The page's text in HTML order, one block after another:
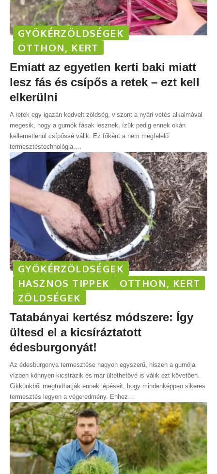
GYÖKÉRZÖLDSÉGEK
OTTHON, KERT
Emiatt az egyetlen kerti baki miatt
lesz fás és csípős a retek – ezt kell
elkerülni
A retek egy igazán kedvelt zöldség, viszont a nyári vetés alkalmával
megesik, hogy a gumók fásak lesznek, ízük pedig ennek okán
kellemetlenül csípőssé válik. Ez főként a nem megfelelő
termesztéstechnológia,…
GYÖKÉRZÖLDSÉGEK
HASZNOS TIPPEK
OTTHON, KERT
ZÖLDSÉGEK
Tatabányai kertész módszere: Így
ültesd el a kicsíráztatott
édesburgonyát!
Az édesburgonya termesztése nagyon egyszerű, hiszen a gumója
vízben könnyen kicsírázik és már ültethetővé is válik ezt követően.
Cikkünkből megtudhatják ennek lépéseit, hogy mindenképpen sikeres
termesztés legyen a végeredmény. Ehhez…